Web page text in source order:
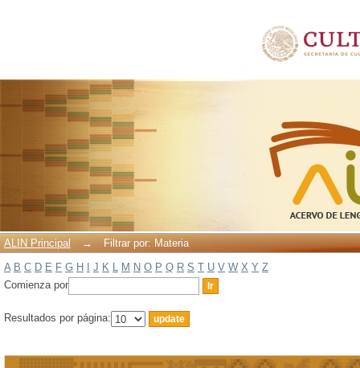
ALIN Principal →
Filtrar por: Materia
A B C D E F G H J K L M N O P Q R S T U V W X Y Z
Comienza por
Resultados por página: